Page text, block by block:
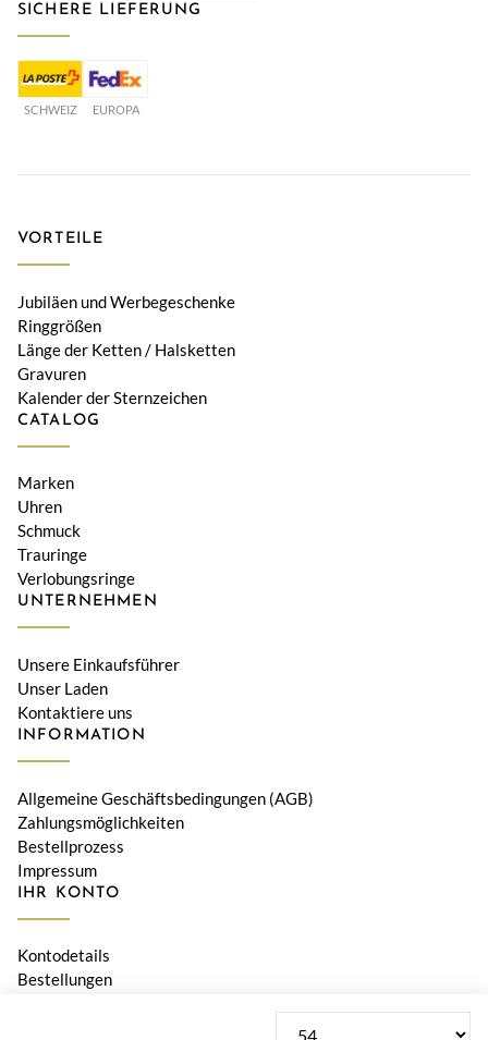
SICHERE LIEFERUNG
SCHWEIZ EUROPA
VORTEILE
Jubiläen und Werbegeschenke
Ringgrößen
Länge der Ketten / Halsketten
Gravuren
Kalender der Sternzeichen
CATALOG
Marken
Uhren
Schmuck
Trauringe
Verlobungsringe
UNTERNEHMEN
Unsere Einkaufsführer
Unser Laden
Kontaktiere uns
INFORMATION
Allgemeine Geschäftsbedingungen (AGB)
Zahlungsmöglichkeiten
Bestellprozess
Impressum
IHR KONTO
Kontodetails
Bestellungen